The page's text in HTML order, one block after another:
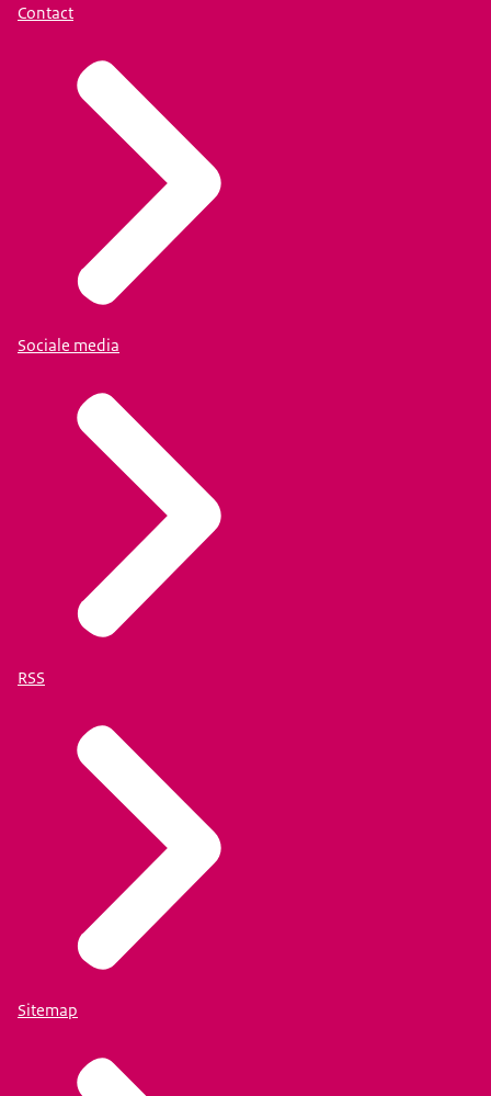
Contact
Sociale media
RSS
Sitemap